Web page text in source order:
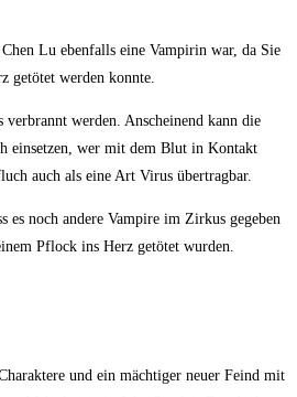
Chen Lu ebenfalls eine Vampirin war, da Sie
getötet werden konnte.
verbrannt werden. Anscheinend kann die
einsetzen, wer mit dem Blut in Kontakt
auch als eine Art Virus übertragbar.
es noch andere Vampire im Zirkus gegeben
Pflock ins Herz getötet wurden.
und ein mächtiger neuer Feind mit